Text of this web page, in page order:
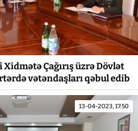
Çağırış üzrə Dövlət
vətəndaşları qəbul edib
13-04-2023, 17:50